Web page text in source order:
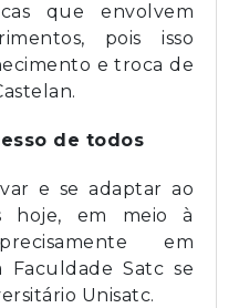
que envolvem
pois isso
e troca de
de todos
e se adaptar ao
hoje, em meio à
em
Satc se
Unisatc.